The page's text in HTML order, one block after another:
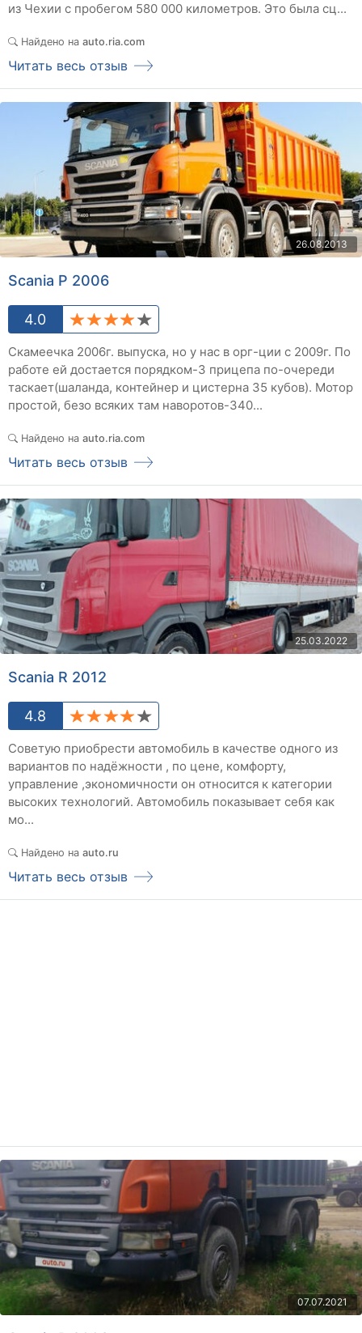
из Чехии с пробегом 580 000 километров. Это была сц...
Найдено на auto.ria.com
Читать весь отзыв
26.08.2013
Scania P 2006
4.0
Скамеечка 2006г. выпуска, но у нас в орг-ции с 2009г. По
работе ей достается порядком-3 прицепа по-очереди
таскает(шаланда, контейнер и цистерна 35 кубов). Мотор
простой, безо всяких там наворотов-340...
Найдено на auto.ria.com
Читать весь отзыв
25.03.2022
Scania R 2012
4.8
Советую приобрести автомобиль в качестве одного из
вариантов по надёжности , по цене, комфорту,
управление ,экономичности он относится к категории
высоких технологий. Автомобиль показывает себя как
мо...
Найдено на auto.ru
Читать весь отзыв
07.07.2021